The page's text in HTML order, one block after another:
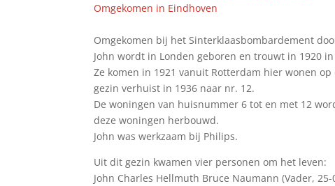
Omgekomen in Eindhoven
Omgekomen bij het Sinterklaasbombardement
John wordt in Londen geboren en trouwt in 1920
Ze komen in 1921 vanuit Rotterdam hier wonen
gezin verhuist in 1936 naar nr. 12.
De woningen van huisnummer 6 tot en met 12
deze woningen herbouwd.
John was werkzaam bij Philips.
Uit dit gezin kwamen vier personen om het leven:
John Charles Hellmuth Bruce Naumann (Vader, 25-